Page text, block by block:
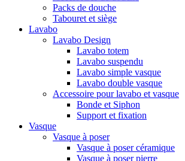
Packs de douche
Tabouret et siège
Lavabo
Lavabo Design
Lavabo totem
Lavabo suspendu
Lavabo simple vasque
Lavabo double vasque
Accessoire pour lavabo et vasque
Bonde et Siphon
Support et fixation
Vasque
Vasque à poser
Vasque à poser céramique
Vasque à poser pierre